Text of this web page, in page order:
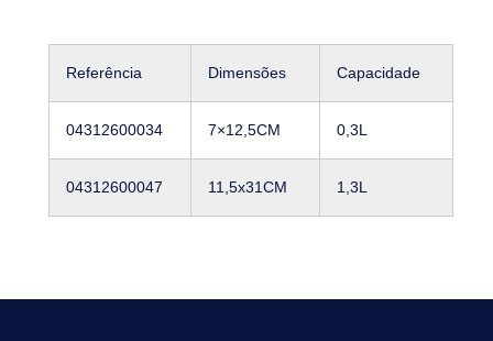
Referência Dimensões Capacidade
04312600034 7×12,5CM 0,3L
04312600047 11,5x31CM 1,3L